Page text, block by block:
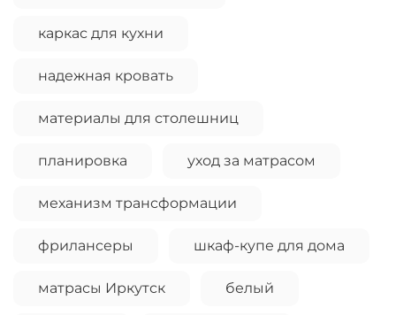
каркас для кухни
надежная кровать
материалы для столешниц
планировка уход за матрасом
механизм трансформации
фрилансеры шкаф-купе для дома
матрасы Иркутск белый